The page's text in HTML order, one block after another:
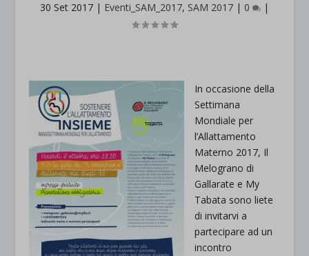
30 Set 2017 | Eventi_SAM_2017, SAM 2017 | 0 |
In occasione della
Settimana
Mondiale per
l’Allattamento
Materno 2017, Il
Melograno di
Gallarate e My
Tabata sono liete
di invitarvi a
partecipare ad un
incontro